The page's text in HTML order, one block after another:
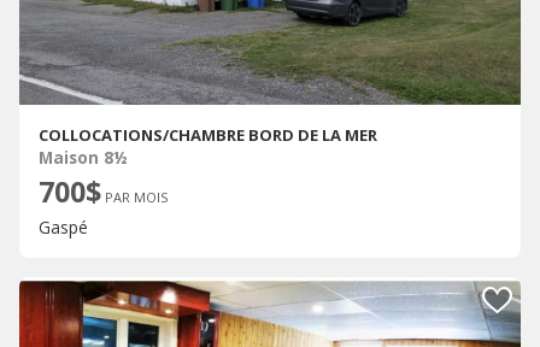
COLLOCATIONS/CHAMBRE BORD DE LA MER
Maison 8½
700$ PAR MOIS
Gaspé